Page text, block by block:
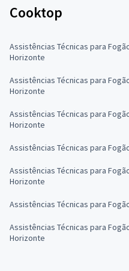
Cooktop
Assistências Técnicas para
Horizonte
Assistências Técnicas para
Horizonte
Assistências Técnicas para
Horizonte
Assistências Técnicas para
Assistências Técnicas para
Horizonte
Assistências Técnicas para
Assistências Técnicas para
Horizonte